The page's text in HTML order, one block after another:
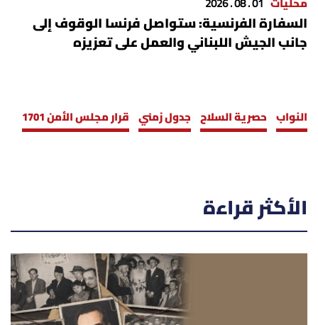
محليات 01 . 08 . 2026
السفارة الفرنسية: ستواصل فرنسا الوقوف إلى
جانب الجيش اللبناني والعمل على تعزيزه
النواب حصرية السلاح جدول زمني قرار مجلس الأمن 1701
الأكثر قراءة